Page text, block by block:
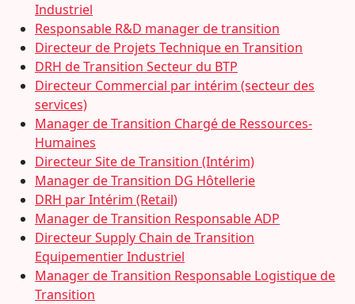
Industriel
Responsable R&D manager de transition
Directeur de Projets Technique en Transition
DRH de Transition Secteur du BTP
Directeur Commercial par intérim (secteur des
services)
Manager de Transition Chargé de Ressources-
Humaines
Directeur Site de Transition (Intérim)
Manager de Transition DG Hôtellerie
DRH par Intérim (Retail)
Manager de Transition Responsable ADP
Directeur Supply Chain de Transition
Equipementier Industriel
Manager de Transition Responsable Logistique de
Transition